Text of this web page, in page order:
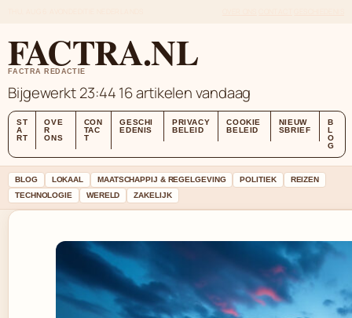
FACTRA.NL
FACTRA REDACTIE
Bijgewerkt 23:4416 artikelen vandaag
ST
A
RT
OVE
R
ONS
CON
TAC
T
GESCHI
EDENIS
PRIVACY
BELEID
COOKIE
BELEID
NIEUW
SBRIEF
B
L
O
G
BLOG LOKAAL MAATSCHAPPIJ & REGELGEVING POLITIEK
REIZEN
TECHNOLOGIE
WERELD ZAKELIJK